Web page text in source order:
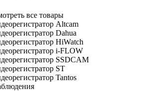
все товары
Altcam
Dahua
HiWatch
i-FLOW
SSDCAM
ST
Tantos